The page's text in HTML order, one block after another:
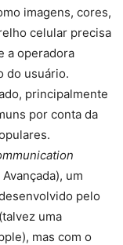
imagens, cores,
celular precisa
a operadora
do usuário.
principalmente
por conta da
um
pelo
uma
mas com o